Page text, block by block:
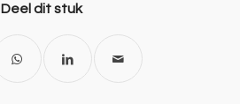
Deel dit stuk